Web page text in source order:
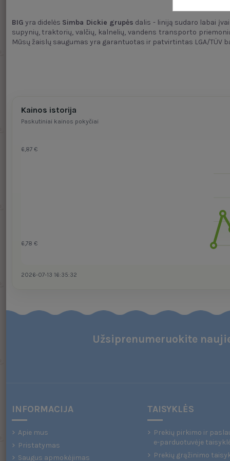
BIG yra didelės Simba Dickie grupės dalis - liniją sudaro labai
supynių, traktorių, valčių, kalnelių, vandens transporto
Mūsų žaislų saugumas yra garantuotas ir patvirtintas LGA/TÜV
Kainos istorija
Paskutiniai kainos pokyčiai
6,87 €
6,78 €
2026-07-13 16:35:32
Užsiprenumeruokite
INFORMACIJA
Apie mus
Pristatymas
Saugus apmokėjimas
TAISYKLĖS
Prekių pirkimo ir
e-parduotuvėje
Prekių grąžinimo